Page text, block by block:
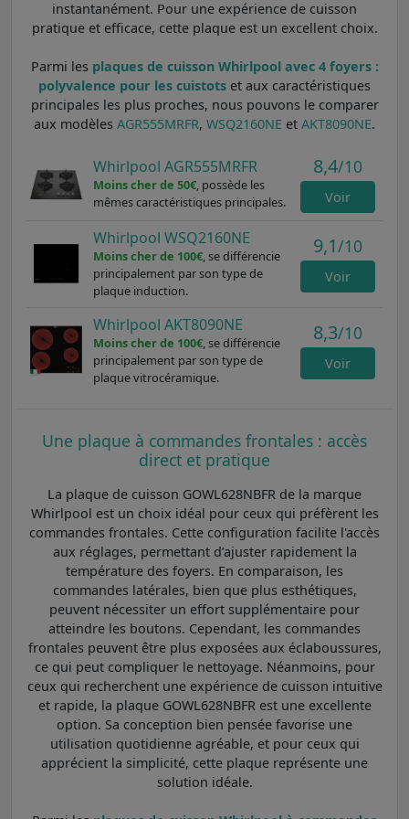
instantanément. Pour une expérience de cuisson
pratique et efficace, cette plaque est un excellent choix.
Parmi les plaques de cuisson Whirlpool avec 4 foyers :
polyvalence pour les cuistots et aux caractéristiques
principales les plus proches, nous pouvons le comparer
aux modèles AGR555MRFR, WSQ2160NE et AKT8090NE.
Whirlpool AGR555MRFR
Moins cher de 50€, possède les
mêmes caractéristiques principales.
8,4/10
Voir
Whirlpool WSQ2160NE
Moins cher de 100€, se différencie
principalement par son type de
plaque induction.
9,1/10
Voir
Whirlpool AKT8090NE
Moins cher de 100€, se différencie
principalement par son type de
plaque vitrocéramique.
8,3/10
Voir
Une plaque à commandes frontales : accès
direct et pratique
La plaque de cuisson GOWL628NBFR de la marque
Whirlpool est un choix idéal pour ceux qui préfèrent les
commandes frontales. Cette configuration facilite l'accès
aux réglages, permettant d’ajuster rapidement la
température des foyers. En comparaison, les
commandes latérales, bien que plus esthétiques,
peuvent nécessiter un effort supplémentaire pour
atteindre les boutons. Cependant, les commandes
frontales peuvent être plus exposées aux éclaboussures,
ce qui peut compliquer le nettoyage. Néanmoins, pour
ceux qui recherchent une expérience de cuisson intuitive
et rapide, la plaque GOWL628NBFR est une excellente
option. Sa conception bien pensée favorise une
utilisation quotidienne agréable, et pour ceux qui
apprécient la simplicité, cette plaque représente une
solution idéale.